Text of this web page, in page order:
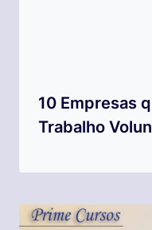
10 Empresas
Trabalho